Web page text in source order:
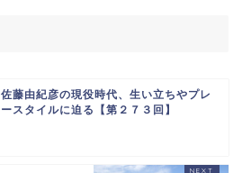
佐藤由紀彦の現役時代、生い立ちやプレ
ースタイルに迫る【第２７３回】